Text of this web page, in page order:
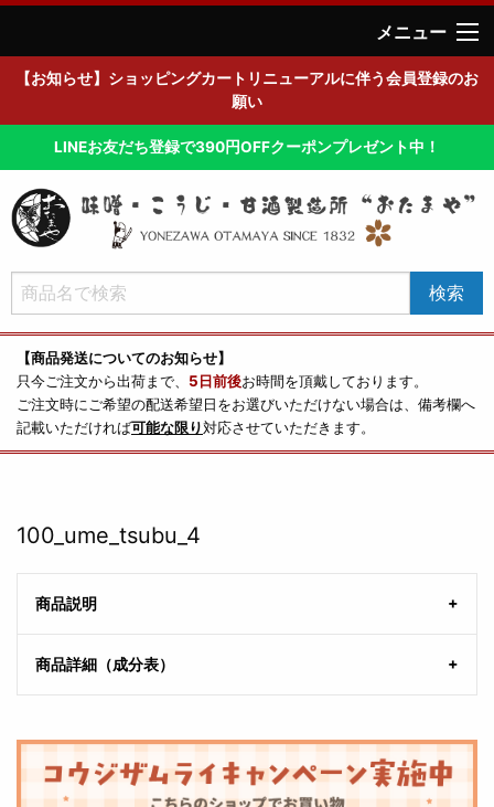
メニュー
【お知らせ】ショッピングカートリニューアルに伴う会員登録のお
願い
LINEお友だち登録で390円OFFクーポンプレゼント中！
【商品発送についてのお知らせ】
只今ご注文から出荷まで、 5日前後お時間を頂戴しております。
ご注文時にご希望の配送希望日をお選びいただけない場合は、備考欄へ
記載いただければ可能な限り対応させていただきます。
100_ume_tsubu_4
商品説明
商品詳細（成分表）